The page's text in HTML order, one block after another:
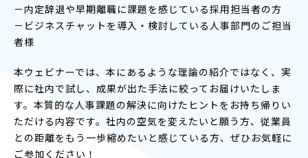
－内定辞退や早期離職に課題を感じている採用担当者の方
－ビジネスチャットを導入・検討している人事部門のご担当
者様
本ウェビナーでは、本にあるような理論の紹介ではなく、実
際に社内で試し、成果が出た手法に絞ってお届けいたしま
す。本質的な人事課題の解決に向けたヒントをお持ち帰りい
ただける内容です。社内の空気を変えたいと願う方、従業員
との距離をもう一歩縮めたいと感じている方、ぜひお気軽に
ご参加ください！